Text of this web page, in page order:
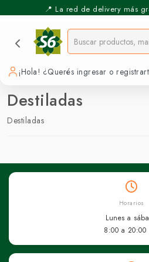
📍 La red de delivery más
¡Hola! ¿Querés ingresar o
Destiladas
Destiladas
Horarios
Lunes a
8:00 a 20:00